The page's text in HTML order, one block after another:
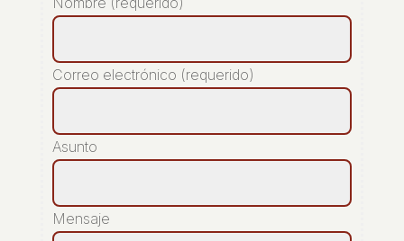
Correo electrónico (requerido)
Asunto
Mensaje